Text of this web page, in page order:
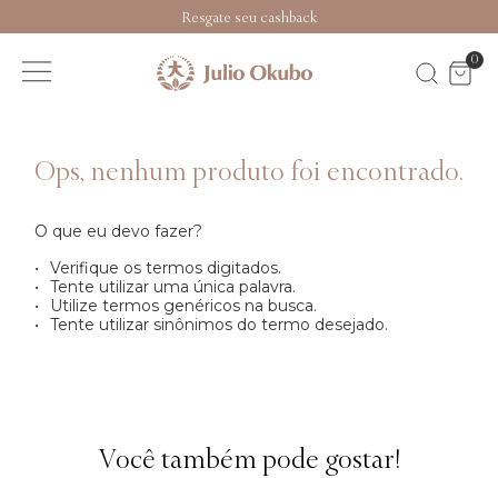
Resgate seu cashback
0
O que eu devo fazer?
Verifique os termos digitados.
Tente utilizar uma única palavra.
Utilize termos genéricos na busca.
Tente utilizar sinônimos do termo desejado.
Você também pode gostar!